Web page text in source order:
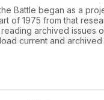
Battle began as a
of 1975 from that
archived issues
current and
it is predominately a